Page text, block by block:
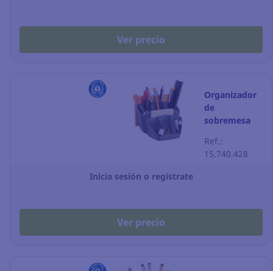
Ver precio
Organizador
de
sobremesa
tormenta
Ref.:
15.740.428
Inicia sesión o regístrate
Ver precio